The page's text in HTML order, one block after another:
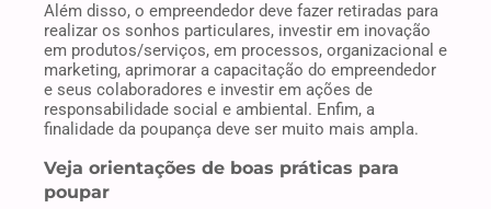
Além disso, o empreendedor deve fazer retiradas para
realizar os sonhos particulares, investir em inovação
em produtos/serviços, em processos, organizacional e
marketing, aprimorar a capacitação do empreendedor
e seus colaboradores e investir em ações de
responsabilidade social e ambiental. Enfim, a
finalidade da poupança deve ser muito mais ampla.
Veja orientações de boas práticas para
poupar